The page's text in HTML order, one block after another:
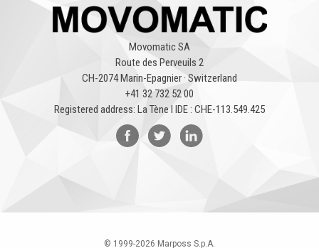
Movomatic SA
Route des Perveuils 2
CH-2074 Marin-Epagnier · Switzerland
+41 32 732 52 00
Registered address: La Tène l IDE : CHE-113.549.425
© 1999-2026 Marposs S.p.A.